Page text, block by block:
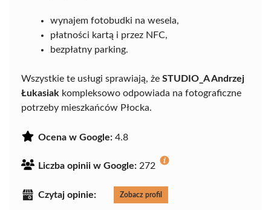
wynajem fotobudki na wesela,
płatności kartą i przez NFC,
bezpłatny parking.
Wszystkie te usługi sprawiają, że STUDIO_A Andrzej
Łukasiak kompleksowo odpowiada na fotograficzne
potrzeby mieszkańców Płocka.
Ocena w Google: 4.8
Liczba opinii w Google: 272
Czytaj opinie: Zobacz profil